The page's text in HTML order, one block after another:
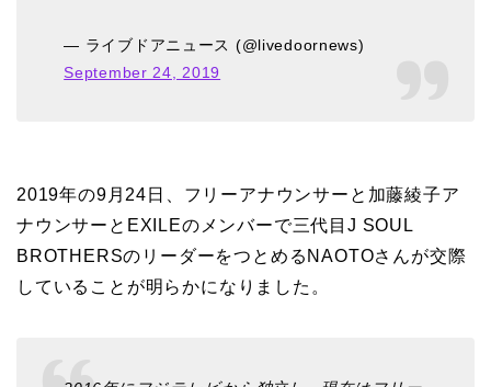
— ライブドアニュース (@livedoornews)
September 24, 2019
2019年の9月24日、フリーアナウンサーと加藤綾子ア
ナウンサーとEXILEのメンバーで三代目J SOUL
BROTHERSのリーダーをつとめるNAOTOさんが交際
していることが明らかになりました。